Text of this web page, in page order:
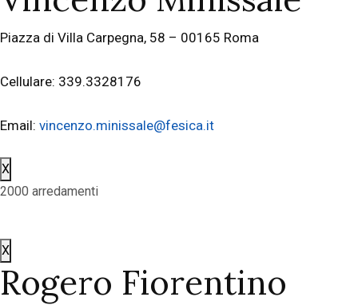
Piazza di Villa Carpegna, 58 – 00165 Roma
Cellulare: 339.3328176
Email: vincenzo.minissale@fesica.it
X
2000 arredamenti
X
Rogero Fiorentino